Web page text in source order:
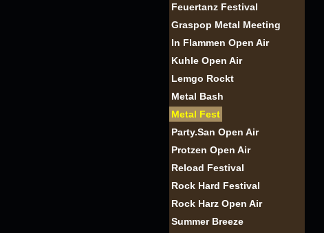
Feuertanz Festival
Graspop Metal Meeting
In Flammen Open Air
Kuhle Open Air
Lemgo Rockt
Metal Bash
Metal Fest
Party.San Open Air
Protzen Open Air
Reload Festival
Rock Hard Festival
Rock Harz Open Air
Summer Breeze